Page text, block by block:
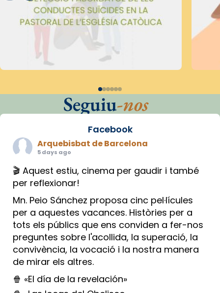
Seguiu-nos
Facebook
Arquebisbat de Barcelona
5 days ago
🎬 Aquest estiu, cinema per gaudir i també
per reflexionar!
Mn. Peio Sánchez proposa cinc pel·lícules
per a aquestes vacances. Històries per a
tots els públics que ens conviden a fer-nos
preguntes sobre l'acollida, la superació, la
convivència, la vocació i la nostra manera
de mirar els altres.
🍿 «El día de la revelación»